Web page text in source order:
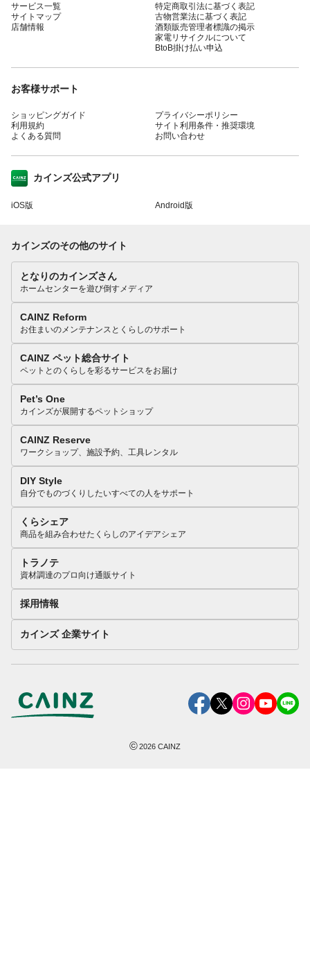
サービス一覧
サイトマップ
店舗情報
特定商取引法に基づく表記
古物営業法に基づく表記
酒類販売管理者標識の掲示
家電リサイクルについて
BtoB掛け払い申込
お客様サポート
ショッピングガイド
利用規約
よくある質問
プライバシーポリシー
サイト利用条件・推奨環境
お問い合わせ
カインズ公式アプリ
iOS版 Android版
カインズのその他のサイト
となりのカインズさん
ホームセンターを遊び倒すメディア
CAINZ Reform
お住まいのメンテナンスとくらしのサポート
CAINZ ペット総合サイト
ペットとのくらしを彩るサービスをお届け
Pet’s One
カインズが展開するペットショップ
CAINZ Reserve
ワークショップ、施設予約、工具レンタル
DIY Style
自分でものづくりしたいすべての人をサポート
くらシェア
商品を組み合わせたくらしのアイデアシェア
トラノテ
資材調達のプロ向け通販サイト
採用情報
カインズ 企業サイト
©2026 CAINZ